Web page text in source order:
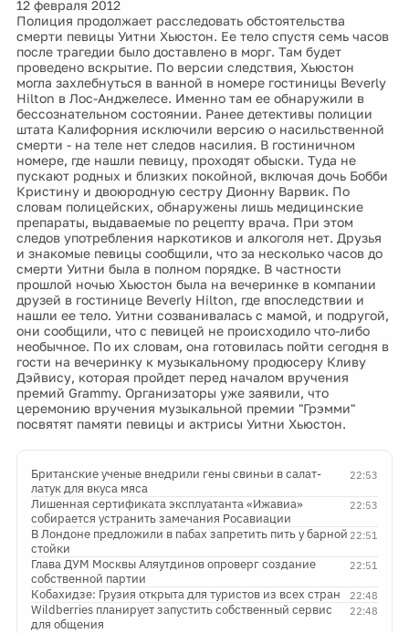
12 февраля 2012
Полиция продолжает расследовать обстоятельства
смерти певицы Уитни Хьюстон. Ее тело спустя семь часов
после трагедии было доставлено в морг. Там будет
проведено вскрытие. По версии следствия, Хьюстон
могла захлебнуться в ванной в номере гостиницы Beverly
Hilton в Лос-Анджелесе. Именно там ее обнаружили в
бессознательном состоянии. Ранее детективы полиции
штата Калифорния исключили версию о насильственной
смерти - на теле нет следов насилия. В гостиничном
номере, где нашли певицу, проходят обыски. Туда не
пускают родных и близких покойной, включая дочь Бобби
Кристину и двоюродную сестру Дионну Варвик. По
словам полицейских, обнаружены лишь медицинские
препараты, выдаваемые по рецепту врача. При этом
следов употребления наркотиков и алкоголя нет. Друзья
и знакомые певицы сообщили, что за несколько часов до
смерти Уитни была в полном порядке. В частности
прошлой ночью Хьюстон была на вечеринке в компании
друзей в гостинице Beverly Hilton, где впоследствии и
нашли ее тело. Уитни созванивалась с мамой, и подругой,
они сообщили, что с певицей не происходило что-либо
необычное. По их словам, она готовилась пойти сегодня в
гости на вечеринку к музыкальному продюсеру Кливу
Дэйвису, которая пройдет перед началом вручения
премий Grammy. Организаторы уже заявили, что
церемонию вручения музыкальной премии "Грэмми"
посвятят памяти певицы и актрисы Уитни Хьюстон.
22:53
Британские ученые внедрили гены свиньи в салат-
латук для вкуса мяса
22:53
Лишенная сертификата эксплуатанта «Ижавиа»
собирается устранить замечания Росавиации
22:51
В Лондоне предложили в пабах запретить пить у барной
стойки
22:51
Глава ДУМ Москвы Аляутдинов опроверг создание
собственной партии
22:48
Кобахидзе: Грузия открыта для туристов из всех стран
22:48
Wildberries планирует запустить собственный сервис
для общения